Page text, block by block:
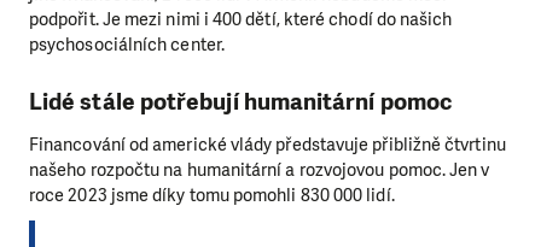
podpořit. Je mezi nimi i 400 dětí, které chodí do našich
psychosociálních center.
Lidé stále potřebují humanitární pomoc
Financování od americké vlády představuje přibližně čtvrtinu
našeho rozpočtu na humanitární a rozvojovou pomoc. Jen v
roce 2023 jsme díky tomu pomohli 830 000 lidí.